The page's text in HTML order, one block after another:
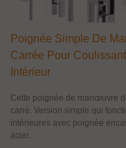
Poignée Simple De
Carrée Pour
Intèrieur
Cette poignée de manœuvre
carré. Version simple qui
intérieures avec poignée
acier...